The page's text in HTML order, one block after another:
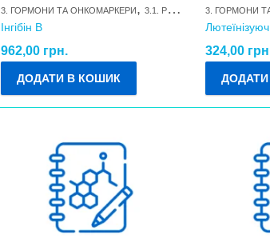
,АНАЛІЗИ В НІМЕЧЧИНІ
3. ГОРМОНИ ТА ОНКОМАРКЕРИ, 3.1. РЕПРОДУКТИВНІ ГОРМОНИ ТА ЇХ МЕТАБОЛІТИ
Інгібін В
962,00 грн.
ДОДАТИ В КОШИК
3. ГОРМОНИ
324,00